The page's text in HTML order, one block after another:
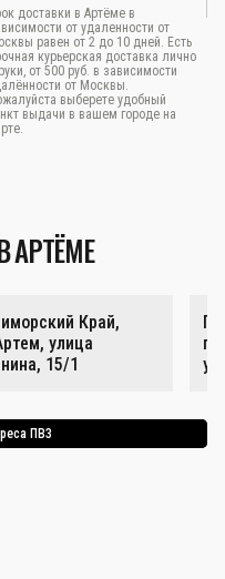
доставки в Артёме в
от удаленности от
равен от 2 до 10 дней. Есть
курьерская доставка лично
от 500 руб. в зависимости
от Москвы.
выберете удобный
выдачи в вашем городе на
АРТЁМЕ
Край,
улица
15/1
ПВЗ